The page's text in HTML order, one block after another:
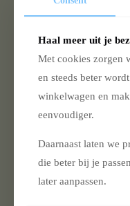
UITVERKOCHT
Ticket to the Moon
Green / Brown –
€69,95
Lees verder
Haal meer uit je
Met cookies zorgen
en steeds beter
winkelwagen en
eenvoudiger.
Daarnaast laten we
die beter bij je
later aanpassen.